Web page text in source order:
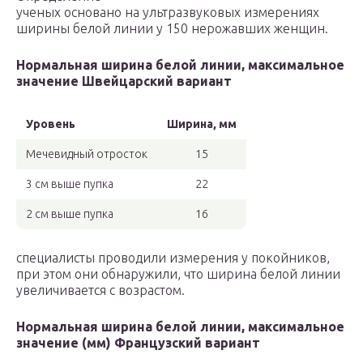
ученых основано на ультразвуковых измерениях
ширины белой линии у 150 нерожавших женщин.
Нормальная ширина белой линии, максимальное
значение Швейцарский вариант
Уровень Ширина, мм
Мечевидный отросток 15
3 см выше пупка 22
2 см выше пупка 16
специалисты проводили измерения у покойников,
при этом они обнаружили, что ширина белой линии
увеличивается с возрастом.
Нормальная ширина белой линии, максимальное
значение (мм) Французский вариант